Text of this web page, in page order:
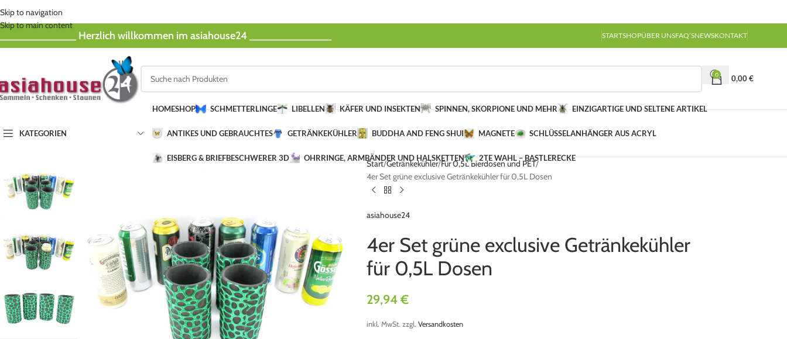
Skip to navigation
Skip to main content
Herzlich willkommen im asiahouse24 ______________ STARTSHOPÜBER UNSFAQ’SNEWSKONTAKT
0 0,00€
KATEGORIEN
HOMESHOP SCHMETTERLINGE LIBELLEN KÄFER UND INSEKTEN SPINNEN, SKORPIONE UND MEHR EINZIGARTIGE UND SELTENE ARTIKEL
ANTIKES UND GEBRAUCHTES GETRÄNKEKÜHLER BUDDHA AND FENG SHUI MAGNETE SCHLÜSSELANHÄNGER AUS ACRYL
EISBERG & BRIEFBESCHWERER 3D OHRRINGE, ARMBÄNDER UND HALSKETTEN 2TE WAHL – BASTLERECKE
Start Getränkekühler Für 0,5L Bierdosen und PET
4er Set grüne exclusive Getränkekühler für 0,5L Dosen
asiahouse24
4er Set grüne exclusive Getränkekühler
für 0,5L Dosen
29,94€
inkl. MwSt. zzgl. Versandkosten